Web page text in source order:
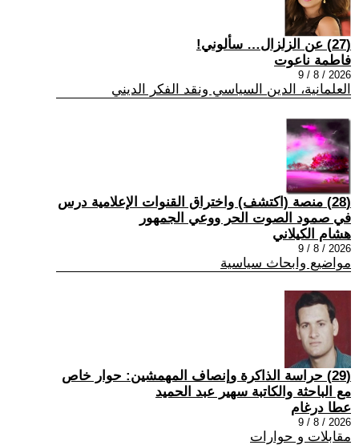
(27) عن الزلزال… سألوني!
فاطمة ناعوت
2026 / 8 / 9
العلمانية، الدين السياسي ونقد الفكر الديني
(28) منصة (اكتشف) واختراق القنوات الإعلامية درس
في صمود الصوت الحر ووعي الجمهور
هشام الكيلاني
2026 / 8 / 9
مواضيع وابحاث سياسية
(29) حراسة الذاكرة وإنصاف المهمشين: حوار خاص
مع الباحثة والكاتبة سهير عبد الحميد
عطا درغام
2026 / 8 / 9
مقابلات و حوارات